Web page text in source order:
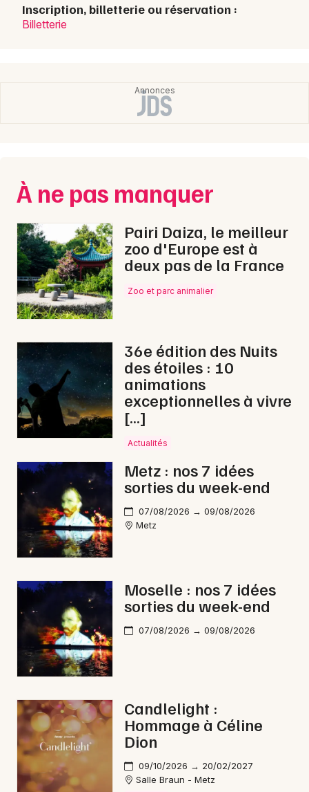
Je m'abonne
Inscription, billetterie ou réservation :
Billetterie
À ne pas manquer
Pairi Daiza, le meilleur
zoo d'Europe est à
deux pas de la France
Zoo et parc animalier
36e édition des Nuits
des étoiles : 10
animations
exceptionnelles à vivre
[…]
Actualités
Metz : nos 7 idées
sorties du week-end
07/08/2026 → 09/08/2026
Metz
Moselle : nos 7 idées
sorties du week-end
07/08/2026 → 09/08/2026
Candlelight :
Hommage à Céline
Dion
09/10/2026 → 20/02/2027
Salle Braun - Metz